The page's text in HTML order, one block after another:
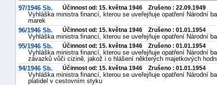
97/1946 Sb.
Účinnost od: 15. května 1946 Zrušeno : 22.09.1949
Vyhláška ministra financí, kterou se uveřejňuje opatření Národní
marek
96/1946 Sb.
Účinnost od: 15. května 1946 Zrušeno : 01.01.1954
Vyhláška ministra financí, kterou se uveřejňuje opatření Národní
95/1946 Sb.
Účinnost od: 15. května 1946 Zrušeno : 01.01.1954
Vyhláška ministra financí, kterou se uveřejňuje opatření Národní
závazků vůči cizině, jakož i o hlášení některých majetkových
94/1946 Sb.
Účinnost od: 15. května 1946 Zrušeno : 01.01.1954
Vyhláška ministra financí, kterou se uveřejňuje opatření Národní
platidel v cestovním styku